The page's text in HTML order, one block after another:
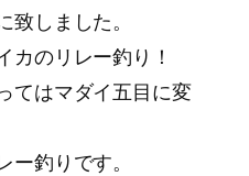
しました。
カのリレー釣り！
てはマダイ五目に変
ー釣りです。